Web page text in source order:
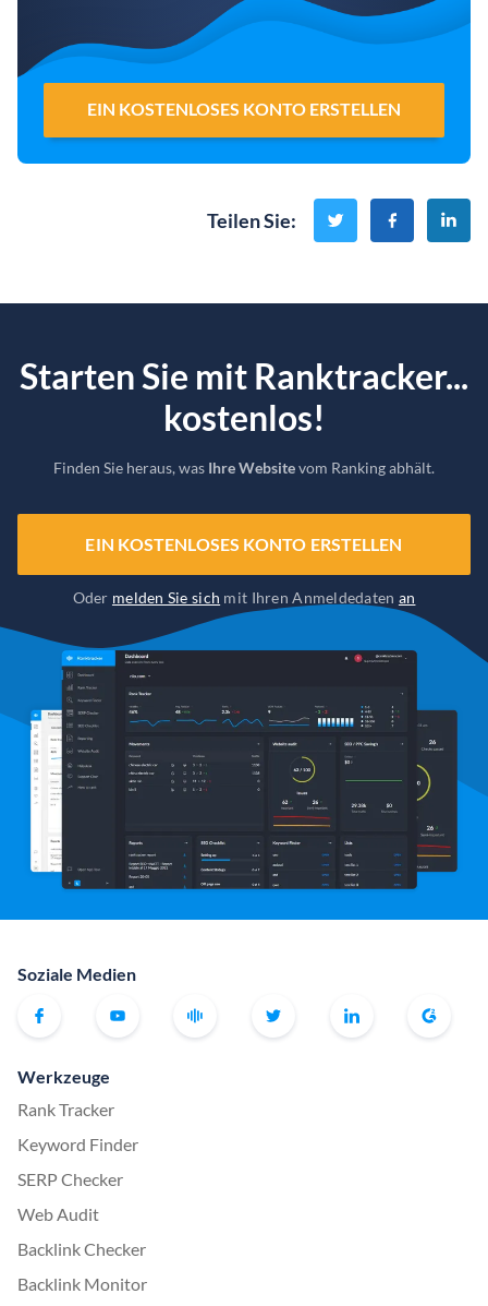
EIN KOSTENLOSES KONTO ERSTELLEN
Teilen Sie:
Starten Sie mit Ranktracker...
kostenlos!
Finden Sie heraus, was Ihre Websitevom Ranking abhält.
EIN KOSTENLOSES KONTO ERSTELLEN
Oder melden Sie sich mit Ihren Anmeldedaten an
Soziale Medien
Werkzeuge
Rank Tracker
Keyword Finder
SERP Checker
Web Audit
Backlink Checker
Backlink Monitor